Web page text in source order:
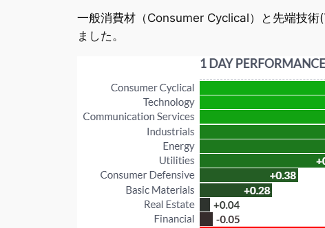
一般消費材（Consumer Cyclical）と先端技
ました。